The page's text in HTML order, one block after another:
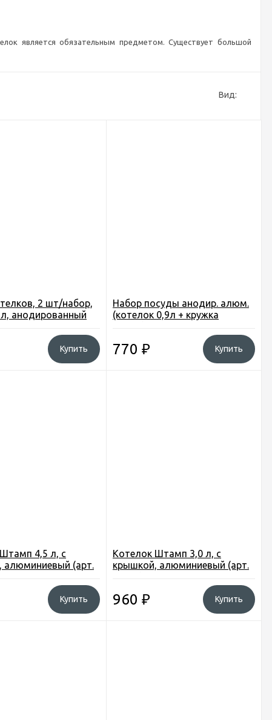
является обязательным предметом. Существует большой
Вид:
2 шт/набор,
анодированный
Купить
Набор посуды анодир. алюм.
(котелок 0,9л + кружка
770 ₽ Купить
4,5 л, с
алюминиевый (арт.
Купить
Котелок Штамп 3,0 л, с
крышкой, алюминиевый (арт.
960 ₽ Купить